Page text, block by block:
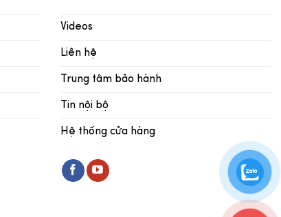
Videos
Liên hệ
Trung tâm bảo hành
Tin nội bộ
Hệ thống cửa hàng